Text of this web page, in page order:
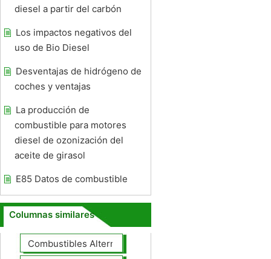
diesel a partir del carbón
Los impactos negativos del
uso de Bio Diesel
Desventajas de hidrógeno de
coches y ventajas
La producción de
combustible para motores
diesel de ozonización del
aceite de girasol
E85 Datos de combustible
Columnas similares
Combustibles Alternativos